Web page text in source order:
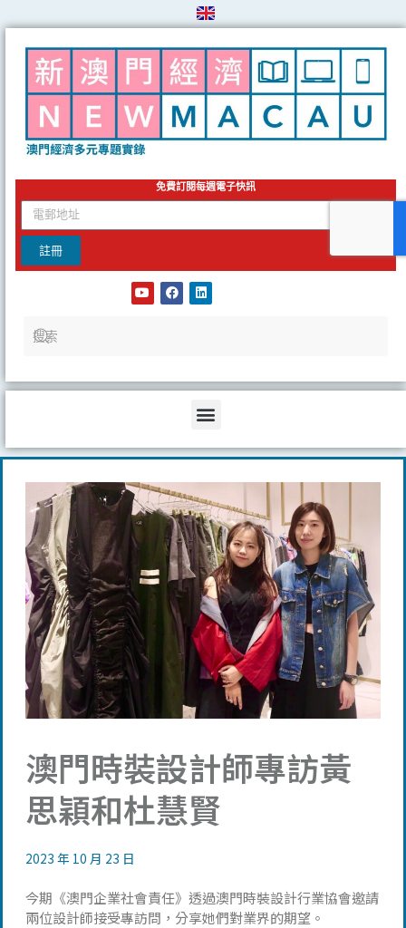
to
content
免費訂閱每週電子快訊
email
註冊
Y
o
F
a
L
i
Menu
澳門時裝設計師專訪黃
思穎和杜慧賢
2023 年 10 月 23 日
今期《澳門企業社會責任》透過澳門時裝設計行業協會邀請
兩位設計師接受專訪問，分享她們對業界的期望。